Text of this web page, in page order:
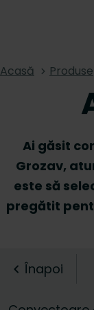
Acasă Produse
Ai găsit
Grozav,
este să
pregătit
control
accesoriile
potrivesc
Înapoi